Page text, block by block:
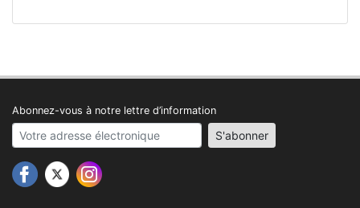
Abonnez-vous à notre lettre d’information
Your email address S'abonner